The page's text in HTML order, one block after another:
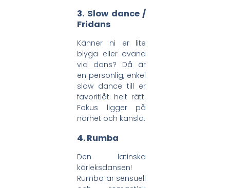
3. Slow dance /
Fridans
Känner ni er lite
blyga eller ovana
vid dans? Då är
en personlig, enkel
slow dance till er
favoritlåt helt rätt.
Fokus ligger på
närhet och känsla.
4.Rumba
Den latinska
kärleksdansen!
Rumba är sensuell